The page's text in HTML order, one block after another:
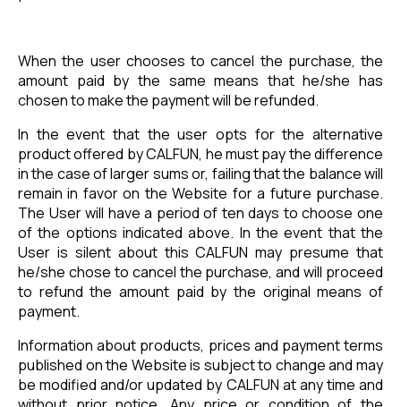
When the user chooses to cancel the purchase, the
amount paid by the same means that he/she has
chosen to make the payment will be refunded.
In the event that the user opts for the alternative
product offered by CALFUN, he must pay the difference
in the case of larger sums or, failing that the balance will
remain in favor on the Website for a future purchase.
The User will have a period of ten days to choose one
of the options indicated above. In the event that the
User is silent about this CALFUN may presume that
he/she chose to cancel the purchase, and will proceed
to refund the amount paid by the original means of
payment.
Information about products, prices and payment terms
published on the Website is subject to change and may
be modified and/or updated by CALFUN at any time and